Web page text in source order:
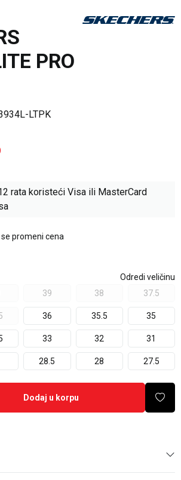
PRO
LTPK
rata koristeći Visa ili MasterCard
promeni cena
Odredi veličinu
39 38 37.5
36 35.5 35
33 32 31
28.5 28 27.5
Dodaj u korpu